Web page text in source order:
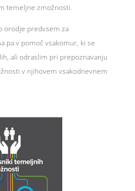
temeljne zmožnosti.
orodje predvsem za
pa v pomoč vsakomur, ki se
ali odraslim pri prepoznavanju
v njihovem vsakodnevnem